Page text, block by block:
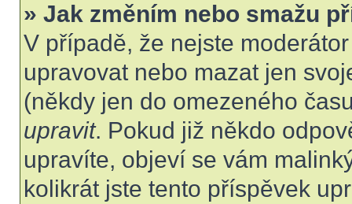
» Jak změním nebo smažu
V případě, že nejste
upravovat nebo mazat jen
(někdy jen do omezeného
upravit. Pokud již někdo
upravíte, objeví se vám
kolikrát jste tento příspěvek